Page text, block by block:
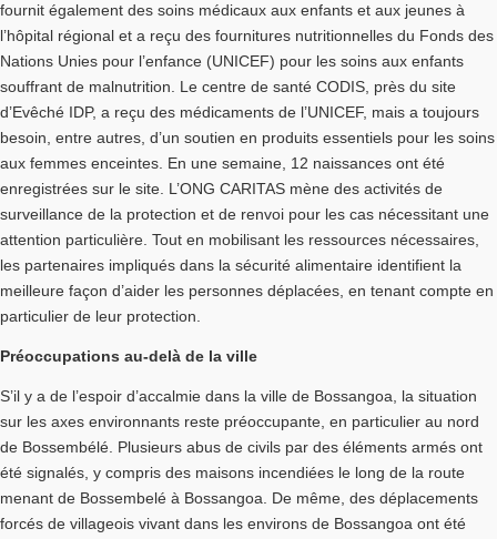
fournit également des soins médicaux aux enfants et aux jeunes à
l’hôpital régional et a reçu des fournitures nutritionnelles du Fonds des
Nations Unies pour l’enfance (UNICEF) pour les soins aux enfants
souffrant de malnutrition. Le centre de santé CODIS, près du site
d’Evêché IDP, a reçu des médicaments de l’UNICEF, mais a toujours
besoin, entre autres, d’un soutien en produits essentiels pour les soins
aux femmes enceintes. En une semaine, 12 naissances ont été
enregistrées sur le site. L’ONG CARITAS mène des activités de
surveillance de la protection et de renvoi pour les cas nécessitant une
attention particulière. Tout en mobilisant les ressources nécessaires,
les partenaires impliqués dans la sécurité alimentaire identifient la
meilleure façon d’aider les personnes déplacées, en tenant compte en
particulier de leur protection.
Préoccupations au-delà de la ville
S’il y a de l’espoir d’accalmie dans la ville de Bossangoa, la situation
sur les axes environnants reste préoccupante, en particulier au nord
de Bossembélé. Plusieurs abus de civils par des éléments armés ont
été signalés, y compris des maisons incendiées le long de la route
menant de Bossembelé à Bossangoa. De même, des déplacements
forcés de villageois vivant dans les environs de Bossangoa ont été